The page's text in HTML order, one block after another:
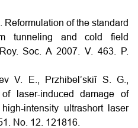
of the standard
tunneling and cold field
Soc. A 2007. V. 463. P.
V. E., Przhibel’skiĭ S. G.,
laser-induced damage of
intensity ultrashort laser
No. 12. 121816.